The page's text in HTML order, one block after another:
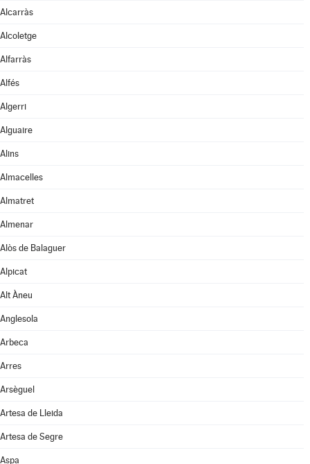
Alcarràs
Alcoletge
Alfarràs
Alfés
Algerri
Alguaire
Alins
Almacelles
Almatret
Almenar
Alòs de Balaguer
Alpicat
Alt Àneu
Anglesola
Arbeca
Arres
Arsèguel
Artesa de Lleida
Artesa de Segre
Aspa